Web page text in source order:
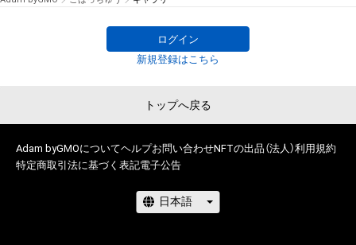
ログイン
新規登録はこちら
トップへ戻る
Adam byGMOについてヘルプお問い合わせNFTの出品（法人）利用規約
特定商取引法に基づく表記電子公告